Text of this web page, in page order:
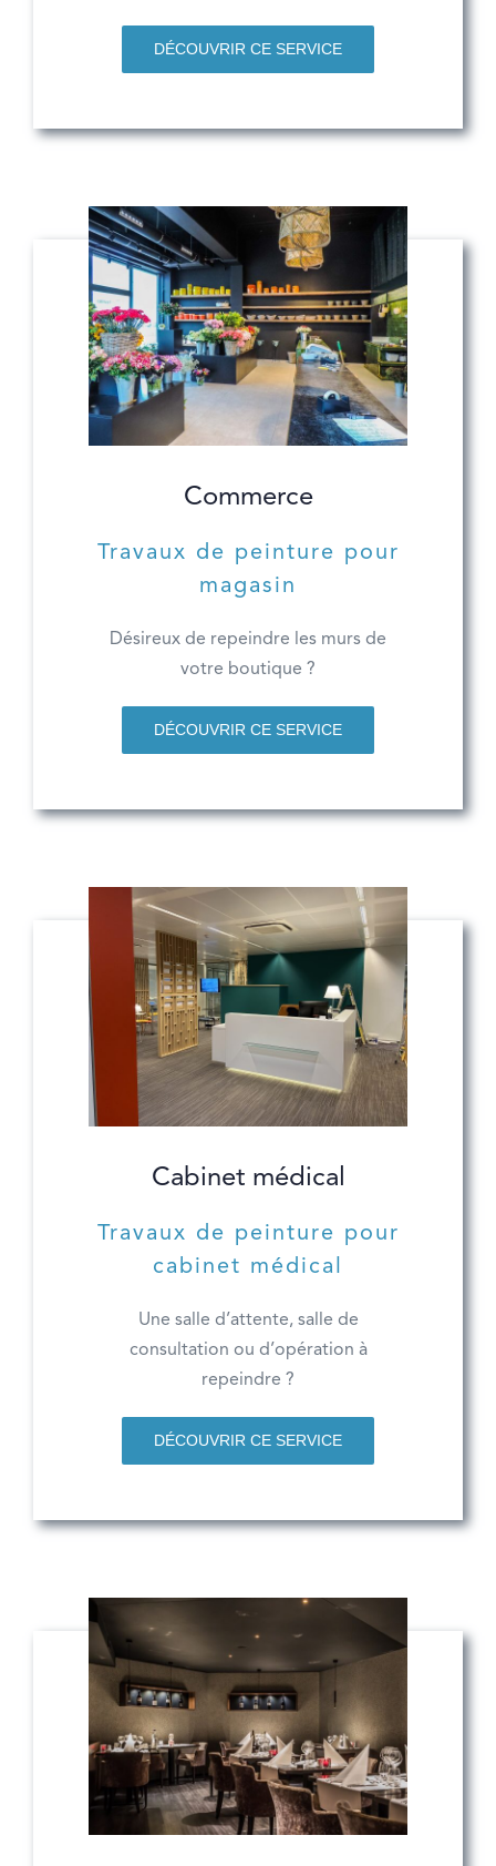
DÉCOUVRIR CE SERVICE
Commerce
Travaux de peinture pour
magasin
Désireux de repeindre les murs de
votre boutique ?
DÉCOUVRIR CE SERVICE
Cabinet médical
Travaux de peinture pour
cabinet médical
Une salle d’attente, salle de
consultation ou d’opération à
repeindre ?
DÉCOUVRIR CE SERVICE